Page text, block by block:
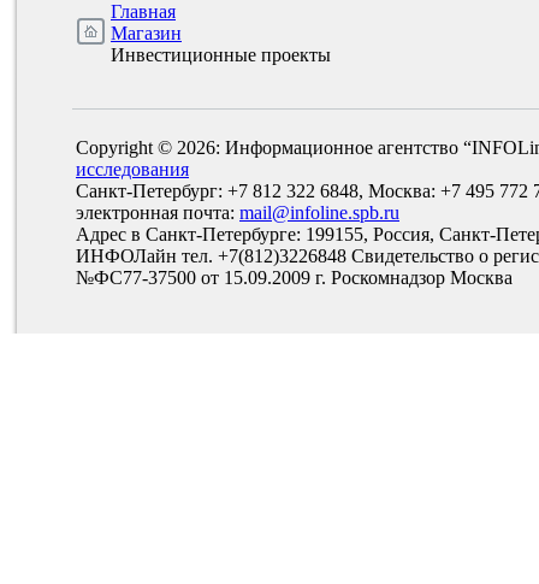
Главная
Магазин
Инвестиционные проекты
Copyright © 2026: Информационное агентство
исследования
Санкт-Петербург: +7 812 322 6848, Москва: +7 495 772
электронная почта: mail@infoline.spb.ru
Адрес в Санкт-Петербурге: 199155, Россия, Санкт-
ИНФОЛайн тел. +7(812)3226848 Свидетельство о
№ФС77-37500 от 15.09.2009 г. Роскомнадзор Москва